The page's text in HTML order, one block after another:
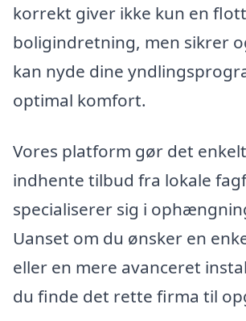
korrekt giver ikke kun en
boligindretning, men sikrer
kan nyde dine
optimal komfort.
Vores platform gør det
indhente tilbud fra lokale
specialiserer sig i
Uanset om du ønsker en
eller en mere avanceret
du finde det rette firma til